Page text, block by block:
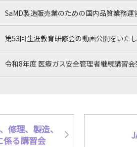
SaMD製造販売業のための国内品質業務
第53回生涯教育研修会の動画公開をいたし
令和8年度 医療ガス安全管理者継続講習
医療機器業界の基礎を学ぶ ～業界入門
修理、製造、
係る講習会